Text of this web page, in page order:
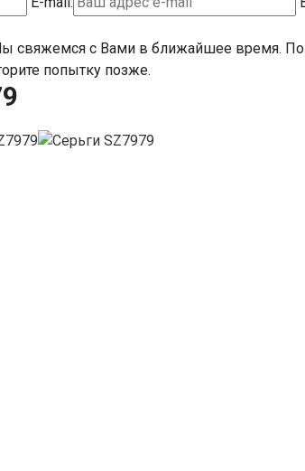
свяжемся с Вами в ближайшее время.
попытку позже.